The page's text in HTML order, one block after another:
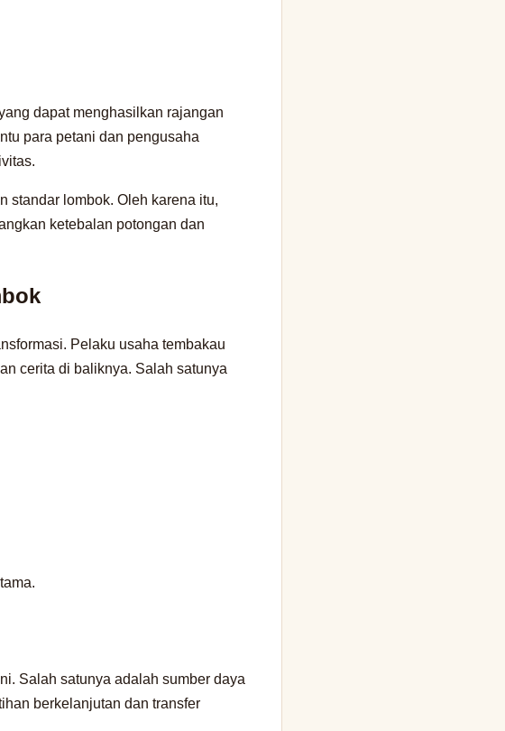
dapat menghasilkan rajangan
para petani dan pengusaha
standar lombok. Oleh karena itu,
ketebalan potongan dan
Pelaku usaha tembakau
cerita di baliknya. Salah satunya
Salah satunya adalah sumber daya
berkelanjutan dan transfer